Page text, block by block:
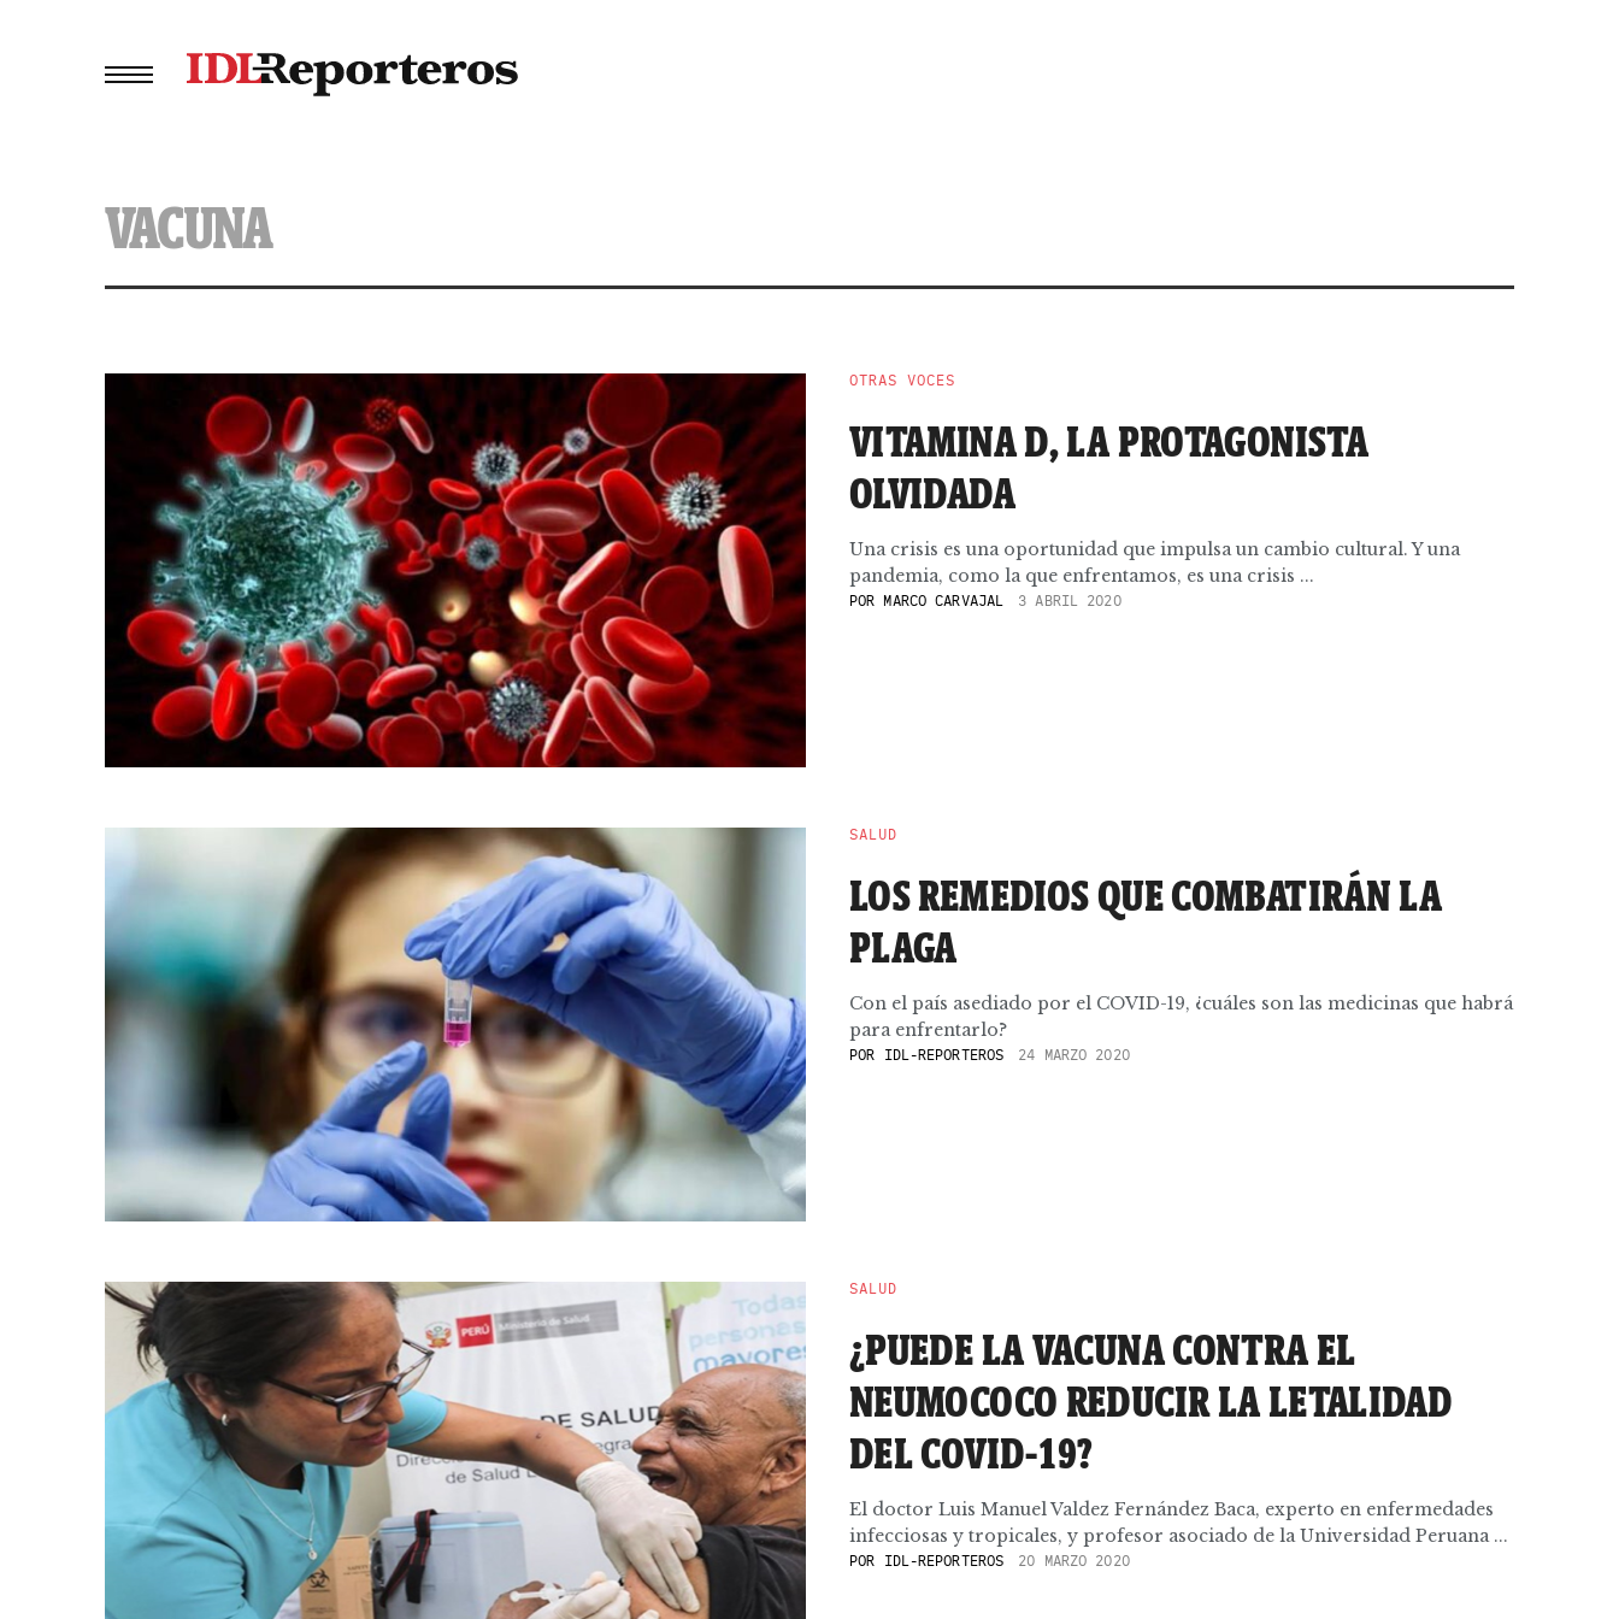
VACUNA
OTRAS VOCES
VITAMINA D, LA PROTAGONISTA
OLVIDADA
Una crisis es una oportunidad que impulsa un cambio cultural. Y una
pandemia, como la que enfrentamos, es una crisis ...
POR MARCO CARVAJAL 3 ABRIL 2020
SALUD
LOS REMEDIOS QUE COMBATIRÁN LA
PLAGA
Con el país asediado por el COVID-19, ¿cuáles son las medicinas que habrá
para enfrentarlo?
POR IDL-REPORTEROS 24 MARZO 2020
SALUD
¿PUEDE LA VACUNA CONTRA EL
NEUMOCOCO REDUCIR LA LETALIDAD
DEL COVID-19?
El doctor Luis Manuel Valdez Fernández Baca, experto en enfermedades
infecciosas y tropicales, y profesor asociado de la Universidad Peruana ...
POR IDL-REPORTEROS 20 MARZO 2020